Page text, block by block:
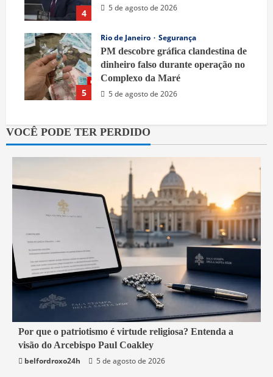
4
5 de agosto de 2026
5
Rio de Janeiro
Segurança
PM descobre gráfica clandestina de
dinheiro falso durante operação no
Complexo da Maré
5 de agosto de 2026
VOCÊ PODE TER PERDIDO
3 min read
Mundo
Por que o patriotismo é virtude religiosa? Entenda a
visão do Arcebispo Paul Coakley
belfordroxo24h
5 de agosto de 2026